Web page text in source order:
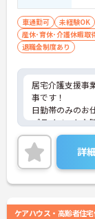
車通勤可 未経験OK
産休･育休･介護休暇取
退職金制度あり
居宅介護支援事
事です！
日勤帯のみのお
プライベートな
単身用・世帯用
心してお仕事を
ご興味ある方に
詳細をお話しい
い！
詳
ケアハウス・高齢者住